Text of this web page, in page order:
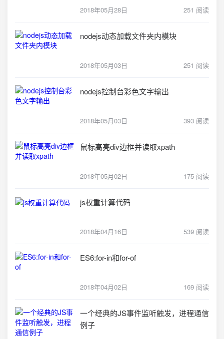
2018年05月28日 251 阅读
nodejs动态加载文件夹内模块
2018年05月03日 251 阅读
nodejs控制台彩色文字输出
2018年05月03日 393 阅读
鼠标高亮div边框并读取xpath
2018年05月02日 175 阅读
js权重计算代码
2018年04月16日 539 阅读
ES6:for-in和for-of
2018年04月02日 169 阅读
一个经典的JS事件监听触发，进程通信
例子